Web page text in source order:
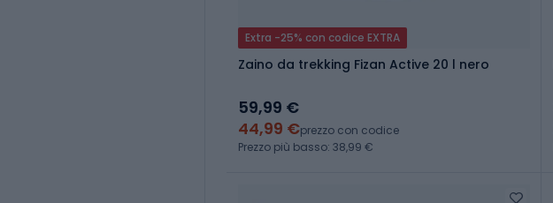
Extra -25% con codice EXTRA
Zaino da trekking Fizan Active 20 l nero
59,99 €
44,99 €prezzo con codice
Prezzo più basso: 38,99 €